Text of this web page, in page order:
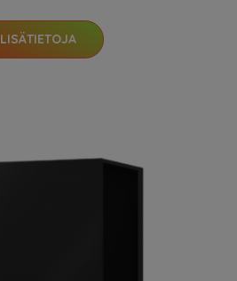
LISÄTIETOJA